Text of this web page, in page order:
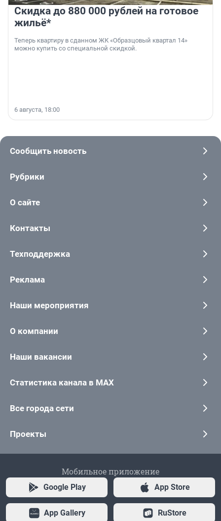
Скидка до 880 000 рублей на готовое
жильё*
Теперь квартиру в сданном ЖК «Образцовый квартал 14»
можно купить со специальной скидкой.
6 августа, 18:00
Сообщить новость
Рубрики
О сайте
Контакты
Техподдержка
Реклама
Наши мероприятия
О компании
Наши вакансии
Статистика канала в MAX
Все города сети
Проекты
Мобильное приложение
Google Play App Store
App Gallery RuStore